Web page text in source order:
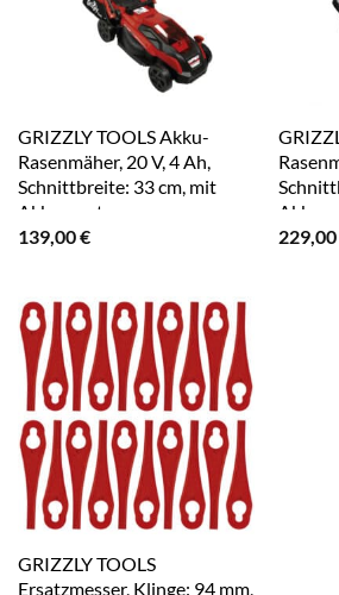
GRIZZLY TOOLS Akku-
Rasenmäher, 20 V, 4 Ah,
Schnittbreite: 33 cm, mit
Akku – rot
139,00€
Akku
229,00
GRIZZLY TOOLS
Ersatzmesser, Klinge: 94 mm,